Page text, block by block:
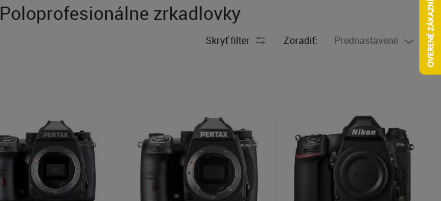
Poloprofesionálne zrkadlovky
Skryť filter Zoradiť: Prednastavené